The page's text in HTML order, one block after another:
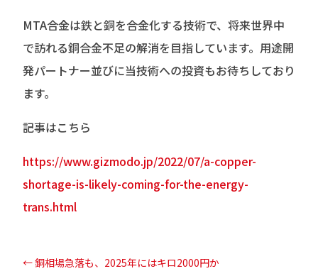
MTA合金は鉄と銅を合金化する技術で、将来世界中
で訪れる銅合金不足の解消を目指しています。用途開
発パートナー並びに当技術への投資もお待ちしており
ます。
記事はこちら
https://www.gizmodo.jp/2022/07/a-copper-
shortage-is-likely-coming-for-the-energy-
trans.html
←銅相場急落も、2025年にはキロ2000円か